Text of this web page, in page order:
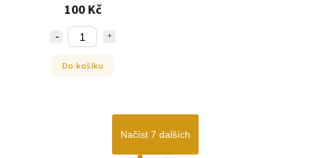
100 Kč
Do košíku
Načíst 7 dalších